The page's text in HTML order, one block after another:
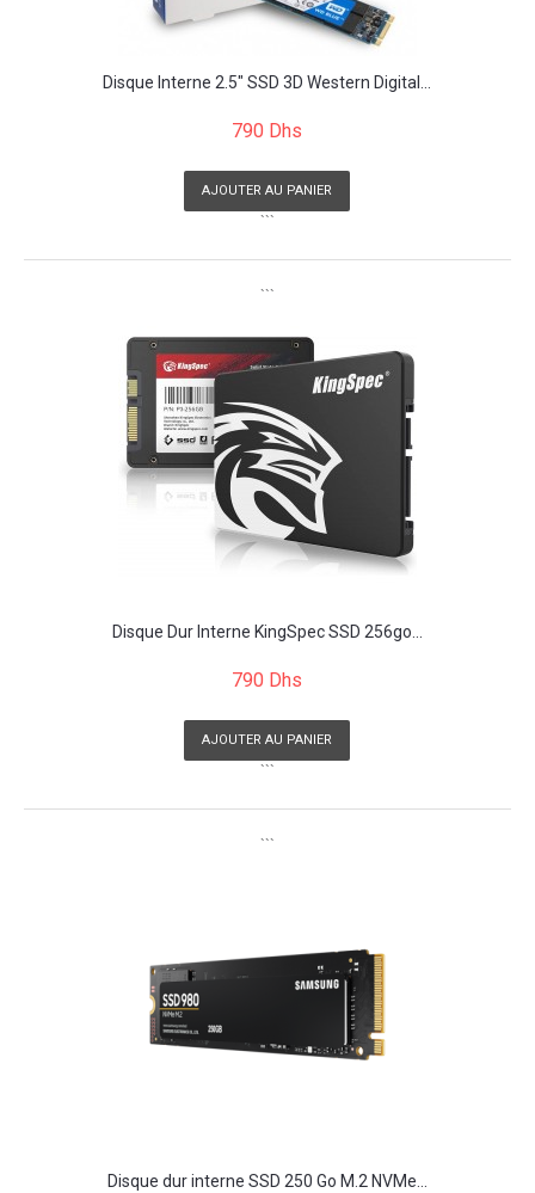
Disque Interne 2.5" SSD 3D Western Digital...
790 Dhs
AJOUTER AU PANIER
```
```
Disque Dur Interne KingSpec SSD 256go...
790 Dhs
AJOUTER AU PANIER
```
```
Disque dur interne SSD 250 Go M.2 NVMe...